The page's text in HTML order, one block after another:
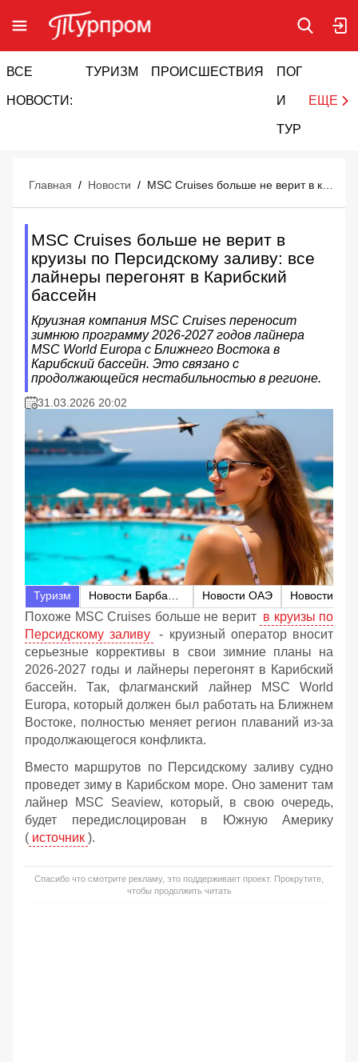
ВСЕ
НОВОСТИ:
ТУРИЗМ ПРОИСШЕСТВИЯ ПОГОДА
И
ТУРИЗМ
ЕЩЕ
Главная / Новости /
MSC Cruises больше не верит в
круизы по Персидскому заливу: все
лайнеры перегонят в Карибский
бассейн
Круизная компания MSC Cruises переносит
зимнюю программу 2026-2027 годов лайнера
MSC World Europa с Ближнего Востока в
Карибский бассейн. Это связано с
продолжающейся нестабильностью в регионе.
31.03.2026 20:02
Туризм Новости Барбадоса Новости ОАЭ
Похоже MSC Cruises больше не верит в круизы по
Персидскому заливу
- круизный оператор вносит
серьезные коррективы в свои зимние планы на
2026-2027 годы и лайнеры перегонят в Карибский
бассейн. Так, флагманский лайнер MSC World
Europa, который должен был работать на Ближнем
Востоке, полностью меняет регион плаваний из-за
продолжающегося конфликта.
Вместо маршрутов по Персидскому заливу судно
проведет зиму в Карибском море. Оно заменит там
лайнер MSC Seaview, который, в свою очередь,
будет передислоцирован в Южную Америку
( источник ).
Спасибо что смотрите рекламу, это поддерживает проект. Прокрутите,
чтобы продолжить читать